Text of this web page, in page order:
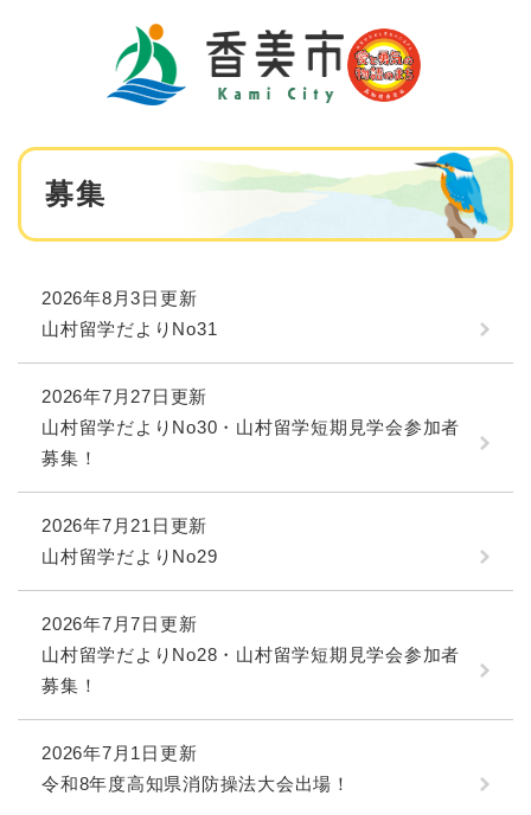
本
募集
2026年8月3日更新
山村留学だよりNo31
2026年7月27日更新
山村留学だよりNo30・山村留学短期見学会参加者
募集！
2026年7月21日更新
山村留学だよりNo29
2026年7月7日更新
山村留学だよりNo28・山村留学短期見学会参加者
募集！
2026年7月1日更新
令和8年度高知県消防操法大会出場！